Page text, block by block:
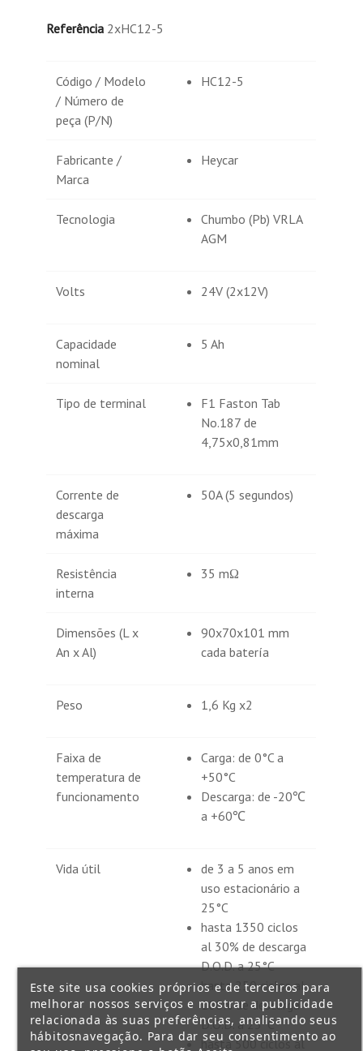
Referência 2xHC12-5
Código / Modelo
/ Número de
peça (P/N)
HC12-5
Fabricante /
Marca
Heycar
Tecnologia
Chumbo (Pb) VRLA
AGM
Volts 24V (2x12V)
Capacidade
nominal
5 Ah
Tipo de terminal
F1 Faston Tab
No.187 de
4,75x0,81mm
Corrente de
descarga
máxima
50A (5 segundos)
Resistência
interna
35 mΩ
Dimensões (L x
An x Al)
90x70x101 mm
cada batería
Peso 1,6 Kg x2
Faixa de
temperatura de
funcionamento
Carga: de 0°C a
+50°C
Descarga: de -20℃
a +60℃
Vida útil
de 3 a 5 anos em
uso estacionário a
25°C
hasta 1350 ciclos
al 30% de descarga
D.O.D. a 25°C
hasta 250 ciclos al
100% de descarga
D.O.D. a 25°C
hasta 500 ciclos al
Este site usa cookies próprios e de terceiros para
melhorar nossos serviços e mostrar a publicidade
relacionada às suas preferências, analisando seus
hábitosnavegação. Para dar seu consentimento ao